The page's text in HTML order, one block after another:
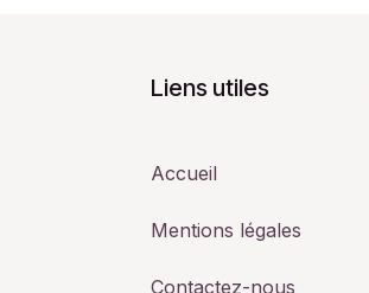
Liens utiles
Accueil
Mentions légales
Contactez-nous